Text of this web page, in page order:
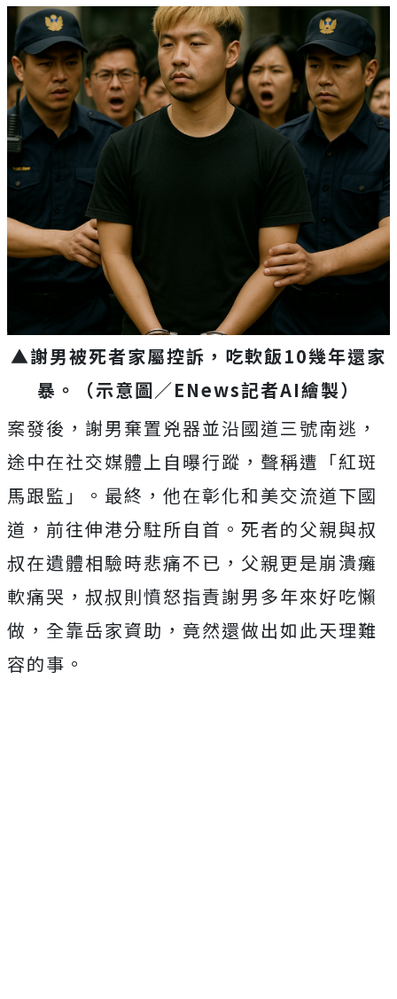
▲謝男被死者家屬控訴，吃軟飯10幾年還家
暴。
（示意圖／ENews記者AI繪製）
案發後，謝男棄置兇器並沿國道三號南逃，
途中在社交媒體上自曝行蹤，聲稱遭「紅斑
馬跟監」。最終，他在彰化和美交流道下國
道，前往伸港分駐所自首。死者的父親與叔
叔在遺體相驗時悲痛不已，父親更是崩潰癱
軟痛哭，叔叔則憤怒指責謝男多年來好吃懶
做，全靠岳家資助，竟然還做出如此天理難
容的事。